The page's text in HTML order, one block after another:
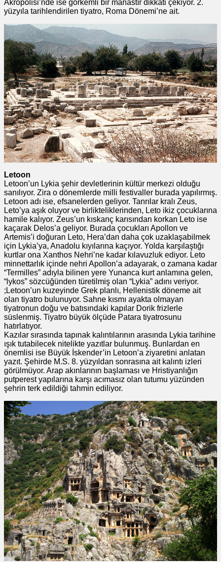
Akropolisi’nde ise görkemli bir manastır dikkati çekiyor. 2.
yüzyıla tarihlendirilen tiyatro, Roma Dönemi’ne ait.
Letoon
Letoon’un Lykia şehir devletlerinin kültür merkezi olduğu
sanılıyor. Zira o dönemlerde milli festivaller burada yapılırmış.
Letoon adı ise, efsanelerden geliyor. Tanrılar kralı Zeus,
Leto’ya aşık oluyor ve birlikteliklerinden, Leto ikiz çocuklarına
hamile kalıyor. Zeus’un kıskanç karısından korkan Leto ise
kaçarak Delos’a geliyor. Burada çocukları Apollon ve
Artemis’i doğuran Leto, Hera’dan daha çok uzaklaşabilmek
için Lykia’ya, Anadolu kıyılarına kaçıyor. Yolda karşılaştığı
kurtlar ona Xanthos Nehri’ne kadar kılavuzluk ediyor. Leto
minnettarlık içinde nehri Apollon’a adayarak, o zamana kadar
“Termilles” adıyla bilinen yere Yunanca kurt anlamına gelen,
“lykos” sözcüğünden türetilmiş olan “Lykia” adını veriyor.
;Letoon’un kuzeyinde Grek planlı, Hellenistik döneme ait
olan tiyatro bulunuyor. Sahne kısmı ayakta olmayan
tiyatronun doğu ve batısındaki kapılar Dorik frizlerle
süslenmiş. Tiyatro büyük ölçüde Patara tiyatrosunu
hatırlatıyor.
Kazılar sırasında tapınak kalıntılarının arasında Lykia tarihine
ışık tutabilecek nitelikte yazıtlar bulunmuş. Bunlardan en
önemlisi ise Büyük İskender’in Letoon’a ziyaretini anlatan
yazıt. Şehirde M.S. 8. yüzyıldan sonrasına ait kalıntı izleri
görülmüyor. Arap akınlarının başlaması ve Hristiyanlığın
putperest yapılarına karşı acımasız olan tutumu yüzünden
şehrin terk edildiği tahmin ediliyor.